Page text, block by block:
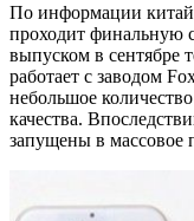
По информации
проходит финальную
выпуском в сентябре
работает с заводом
небольшое
качества.
запущены в массовое